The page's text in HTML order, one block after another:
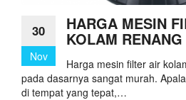
30
Nov
HARGA MESIN
KOLAM
Harga mesin filter air
pada dasarnya sangat murah.
di tempat yang tepat,…